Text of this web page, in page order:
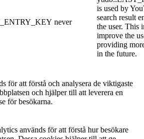
never
is used by
search result
the user. This
improve the
providing
in the future.
för att förstå och analysera de viktigaste
och hjälper till att leverera en
för besökarna.
används för att förstå hur besökare